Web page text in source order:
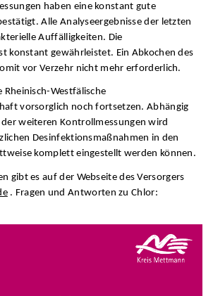
haben eine konstant gute
Alle Analyseergebnisse der letzten
Auffälligkeiten. Die
konstant gewährleistet. Ein Abkochen des
vor Verzehr nicht mehr erforderlich.
Rheinisch-Westfälische
vorsorglich noch fortsetzen. Abhängig
weiteren Kontrollmessungen wird
Desinfektionsmaßnahmen in den
komplett eingestellt werden können.
gibt es auf der Webseite des Versorgers
. Fragen und Antworten zu Chlor: